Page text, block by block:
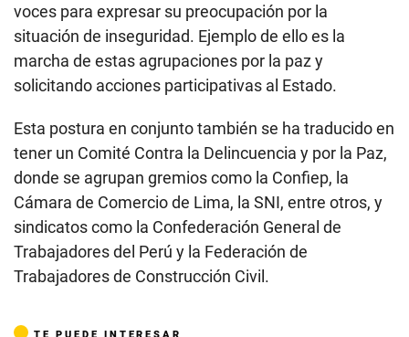
voces para expresar su preocupación por la
situación de inseguridad. Ejemplo de ello es la
marcha de estas agrupaciones por la paz y
solicitando acciones participativas al Estado.
Esta postura en conjunto también se ha traducido en
tener un Comité Contra la Delincuencia y por la Paz,
donde se agrupan gremios como la Confiep, la
Cámara de Comercio de Lima, la SNI, entre otros, y
sindicatos como la Confederación General de
Trabajadores del Perú y la Federación de
Trabajadores de Construcción Civil.
TE PUEDE INTERESAR